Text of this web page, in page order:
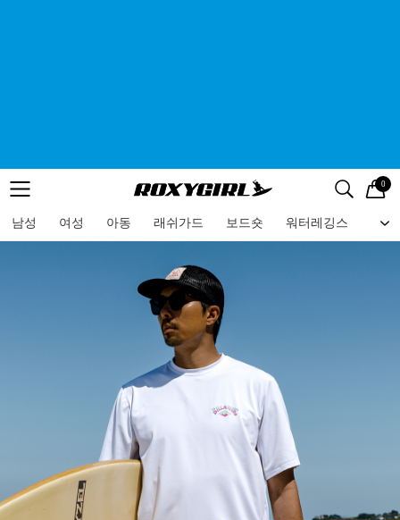
메뉴 검색
로고 0
남성 여성 아동 래쉬가드 보드숏 워터레깅스 비
메뉴